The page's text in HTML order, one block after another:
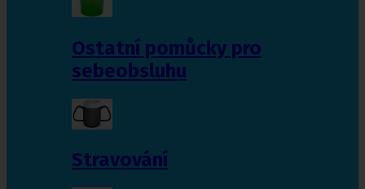
Ostatní pomůcky pro
sebeobsluhu
Stravování